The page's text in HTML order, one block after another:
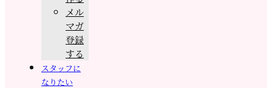
メル
マガ
登録
する
スタッフに
なりたい